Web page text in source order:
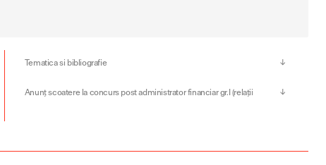
Tematica si bibliografie
Anunț scoatere la concurs post administrator financiar gr.I (relații